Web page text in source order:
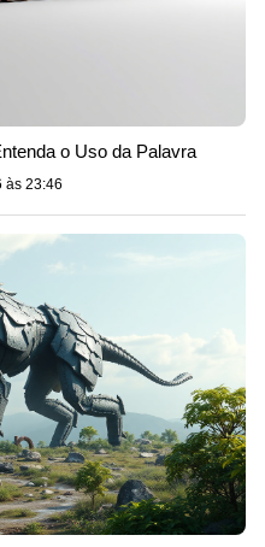
o Uso da Palavra
às 23:46